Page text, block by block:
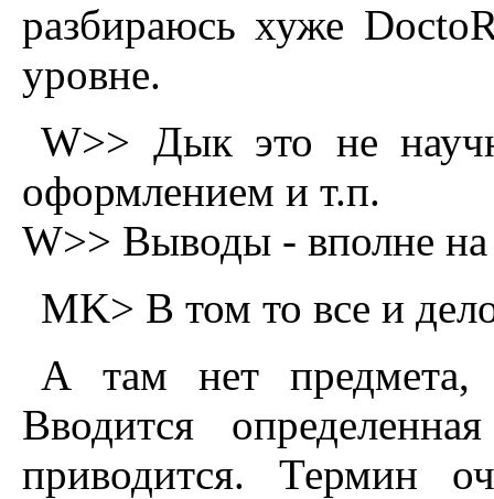
разбираюсь хуже
уровне.
W>> Дык это не
оформлением и т.п.
W>> Выводы - вполне на
MK> В том то все и
А там нет предмета,
Вводится
приводится. Термин